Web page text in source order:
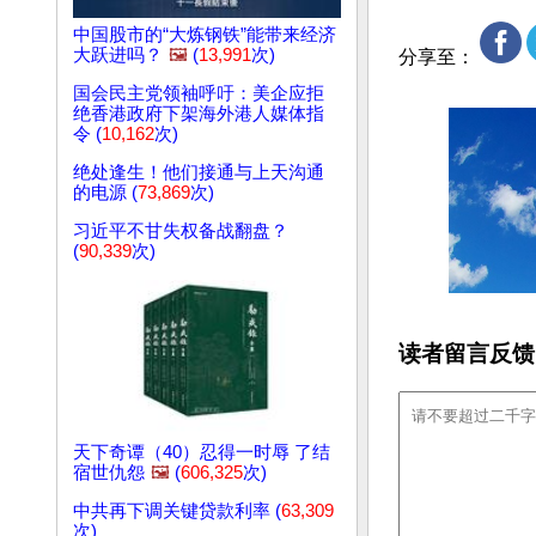
中国股市的“大炼钢铁”能带来经济
大跃进吗？ 🖼️ (13,991次)
国会民主党领袖呼吁：美企应拒
绝香港政府下架海外港人媒体指
令 (10,162次)
绝处逢生！他们接通与上天沟通
的电源 (73,869次)
习近平不甘失权备战翻盘？
(90,339次)
天下奇谭（40）忍得一时辱 了结
宿世仇怨 🖼️ (606,325次)
中共再下调关键贷款利率 (63,309
次)
分享至：
读者留言反